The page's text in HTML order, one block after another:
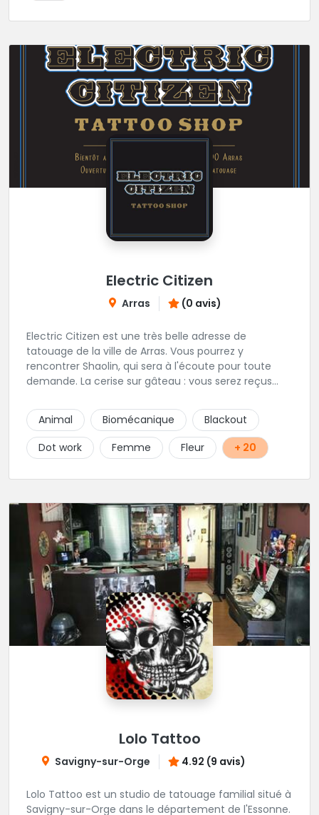
Electric Citizen
Arras (0 avis)
Electric Citizen est une très belle adresse de
tatouage de la ville de Arras. Vous pourrez y
rencontrer Shaolin, qui sera à l'écoute pour toute
demande. La cerise sur gâteau : vous serez reçus
conviviale. N'hésitez à vous rendre au studio pour
que l'équipe vous aiguille dans votre projet.
Animal Biomécanique
Blackout
Dot work
Femme Fleur + 20
Lolo Tattoo
Savigny-sur-Orge 4.92 (9 avis)
Lolo Tattoo est un studio de tatouage familial situé à
Savigny-sur-Orge dans le département de l'Essonne.